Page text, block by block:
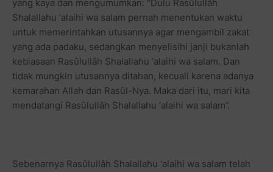
yang kaya dan mengumumkan: “Dulu Rasûlullâh
Shalallahu ‘alaihi wa salam pernah menentukan waktu
untuk memerintahkan utusannya agar mengambil zakat
yang ada padaku, sedangkan menyelisihi janji bukanlah
kebiasaan Rasûlullâh Shalallahu ‘alaihi wa salam. Dan
tidak mungkin utusannya ditahan, kecuali karena adanya
kemarahan Allah dan Rasûl-Nya. Maka dari itu, mari kita
mendatangi Rasûlullâh Shalallahu ‘alaihi wa salam”.
Sebenarnya Rasûlullâh Shalallahu ‘alaihi wa salam telah